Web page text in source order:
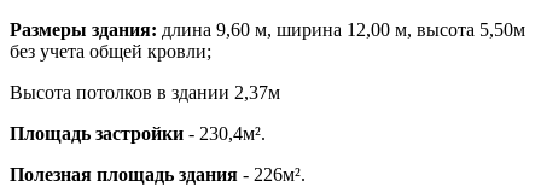
Размеры здания: длина 9,60 м, ширина 12,00 м, высота 5,50м
без учета общей кровли;
Высота потолков в здании 2,37м
Площадь застройки - 230,4м².
Полезная площадь здания - 226м².